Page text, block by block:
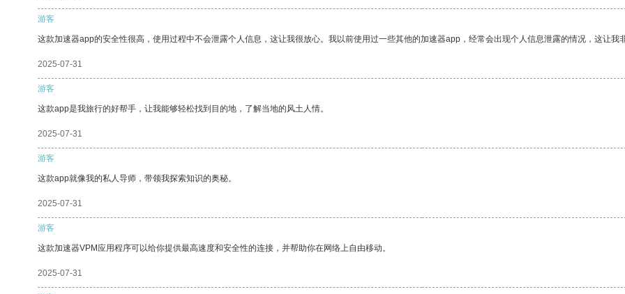
游客
这款加速器app的安全性很高，使用过程中不会泄露个人信息，这让我很放心。我以前使用过一些其他的加速器app，经常会出现个人信息泄露的情况，这让我
2025-07-31
游客
这款app是我旅行的好帮手，让我能够轻松找到目的地，了解当地的风土人情。
2025-07-31
游客
这款app就像我的私人导师，带领我探索知识的奥秘。
2025-07-31
游客
这款加速器VPM应用程序可以给你提供最高速度和安全性的连接，并帮助你在网络上自由移动。
2025-07-31